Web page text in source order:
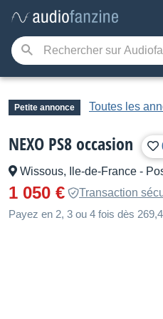
Petite annonce Toutes les
NEXO PS8 occasion
Wissous, Ile-de-France -
1 050 €
Transaction
Payez en 2, 3 ou 4 fois dès